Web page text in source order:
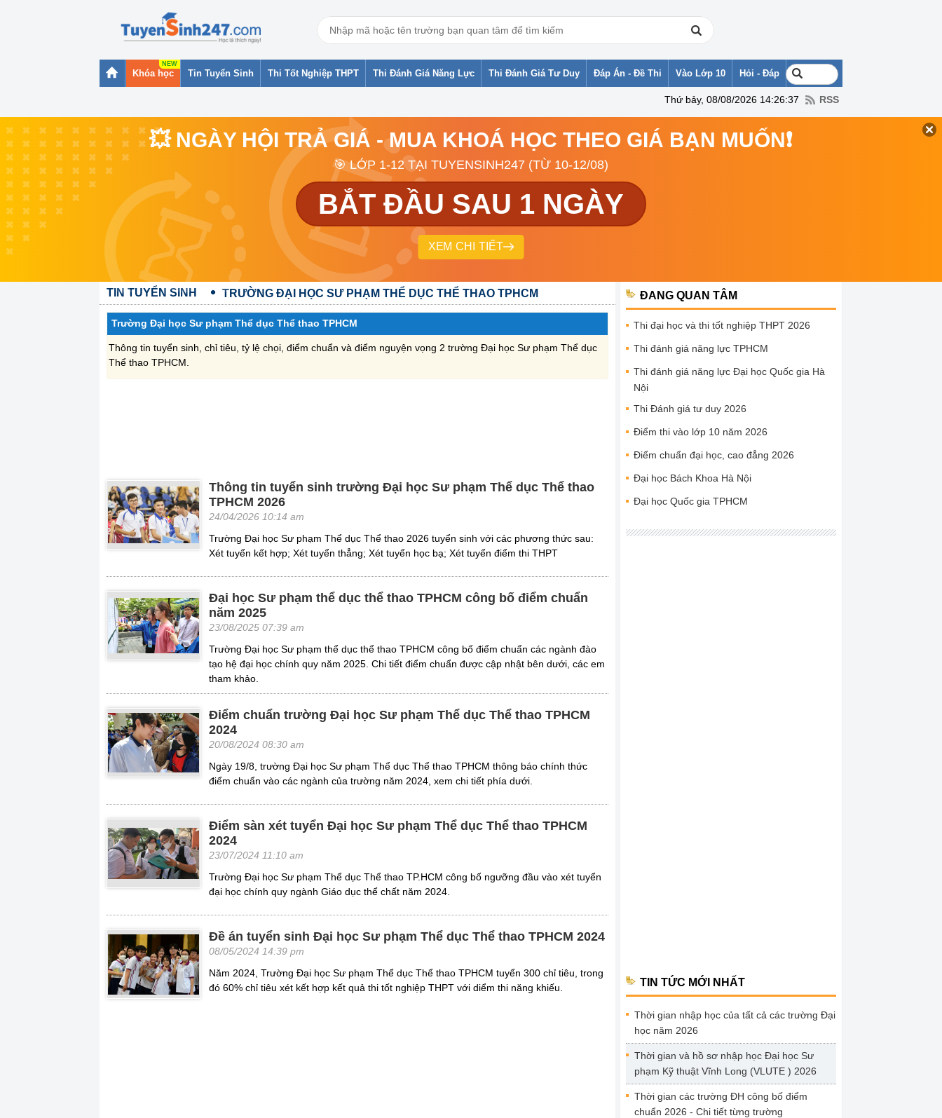
Khóa học Tin Tuyển Sinh Thi Tốt Nghiệp THPT Thi Đánh Giá Năng Lực Thi Đánh Giá Tư Duy Đáp Án - Đề Thi Vào Lớp 10 Hỏi - Đáp
Thứ bảy, 08/08/2026 14:26:37 RSS
💥 NGÀY HỘI TRẢ GIÁ - MUA KHOÁ HỌC THEO GIÁ BẠN MUỐN❗
🎯 LỚP 1-12 TẠI TUYENSINH247 (TỪ 10-12/08)
BẮT ĐẦU SAU 1 NGÀY
XEM CHI TIẾT
TIN TUYỂN SINH TRƯỜNG ĐẠI HỌC SƯ PHẠM THỂ DỤC THỂ THAO TPHCM
Trường Đại học Sư phạm Thể dục Thể thao TPHCM
Thông tin tuyển sinh, chỉ tiêu, tỷ lệ chọi, điểm chuẩn và điểm nguyện vọng 2 trường Đại học Sư phạm Thể dục
Thể thao TPHCM.
Thông tin tuyển sinh trường Đại học Sư phạm Thể dục Thể thao
TPHCM 2026
24/04/2026 10:14 am
Trường Đại học Sư phạm Thể dục Thể thao 2026 tuyển sinh với các phương thức sau:
Xét tuyển kết hợp; Xét tuyển thẳng; Xét tuyển học bạ; Xét tuyển điểm thi THPT
Đại học Sư phạm thể dục thể thao TPHCM công bố điểm chuẩn
năm 2025
23/08/2025 07:39 am
Trường Đại học Sư phạm thể dục thể thao TPHCM công bố điểm chuẩn các ngành đào
tạo hệ đại học chính quy năm 2025. Chi tiết điểm chuẩn được cập nhật bên dưới, các em
tham khảo.
Điểm chuẩn trường Đại học Sư phạm Thể dục Thể thao TPHCM
2024
20/08/2024 08:30 am
Ngày 19/8, trường Đại học Sư phạm Thể dục Thể thao TPHCM thông báo chính thức
điểm chuẩn vào các ngành của trường năm 2024, xem chi tiết phía dưới.
Điểm sàn xét tuyển Đại học Sư phạm Thể dục Thể thao TPHCM
2024
23/07/2024 11:10 am
Trường Đại học Sư phạm Thể dục Thể thao TP.HCM công bố ngưỡng đầu vào xét tuyển
đại học chính quy ngành Giáo dục thể chất năm 2024.
Đề án tuyển sinh Đại học Sư phạm Thể dục Thể thao TPHCM 2024
08/05/2024 14:39 pm
Năm 2024, Trường Đại học Sư phạm Thể dục Thể thao TPHCM tuyển 300 chỉ tiêu, trong
đó 60% chỉ tiêu xét kết hợp kết quả thi tốt nghiệp THPT với diểm thi năng khiếu.
ĐANG QUAN TÂM
Thi đại học và thi tốt nghiệp THPT 2026
Thi đánh giá năng lực TPHCM
Thi đánh giá năng lực Đại học Quốc gia Hà
Nội
Thi Đánh giá tư duy 2026
Điểm thi vào lớp 10 năm 2026
Điểm chuẩn đại học, cao đẳng 2026
Đại học Bách Khoa Hà Nội
Đại học Quốc gia TPHCM
TIN TỨC MỚI NHẤT
Thời gian nhập học của tất cả các trường Đại
học năm 2026
Thời gian và hồ sơ nhập học Đại học Sư
phạm Kỹ thuật Vĩnh Long (VLUTE ) 2026
Thời gian các trường ĐH công bố điểm
chuẩn 2026 - Chi tiết từng trường